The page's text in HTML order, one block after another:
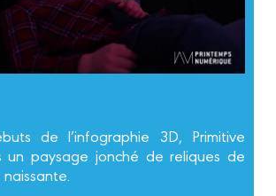
de l’infographie 3D, Primitive
un paysage jonché de reliques de